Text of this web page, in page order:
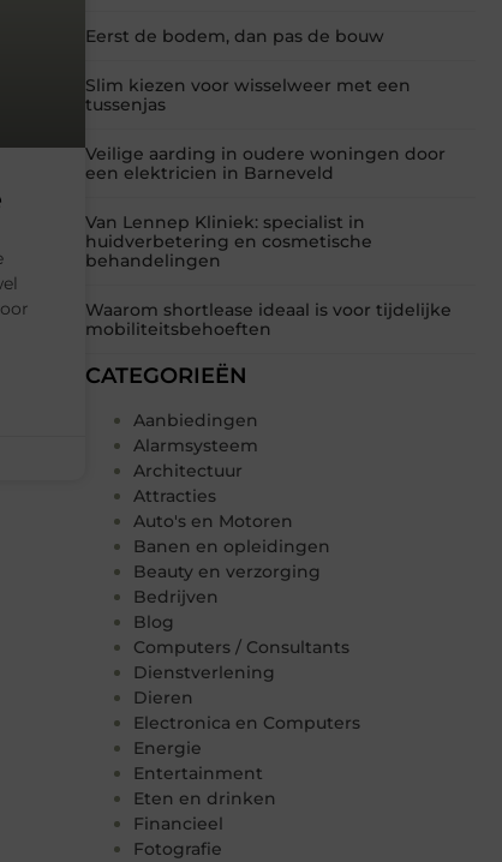
Eerst de bodem, dan pas de bouw
Slim kiezen voor wisselweer met een
tussenjas
Veilige aarding in oudere woningen door
een elektricien in Barneveld
Van Lennep Kliniek: specialist in
huidverbetering en cosmetische
behandelingen
Waarom shortlease ideaal is voor tijdelijke
mobiliteitsbehoeften
CATEGORIEËN
Aanbiedingen
Alarmsysteem
Architectuur
Attracties
Auto's en Motoren
Banen en opleidingen
Beauty en verzorging
Bedrijven
Blog
Computers / Consultants
Dienstverlening
Dieren
Electronica en Computers
Energie
Entertainment
Eten en drinken
Financieel
Fotografie